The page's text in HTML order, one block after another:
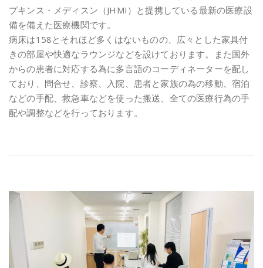
プキンス・メディスン（JHMI）と提携している最新の医療設
備を備えた医療機関です。
病床は158とそれほど多くはないものの、広々とした家具付
きの部屋や快適なラウンジなどを設けております。また国外
からの患者に対応する為に多言語のコーディネーターを配し
ており、問合せ、診察、入院、患者と家族の為の移動、宿泊
などの手配、救急車などを使った搬送、全ての医療行為の手
配や調整などを行っております。